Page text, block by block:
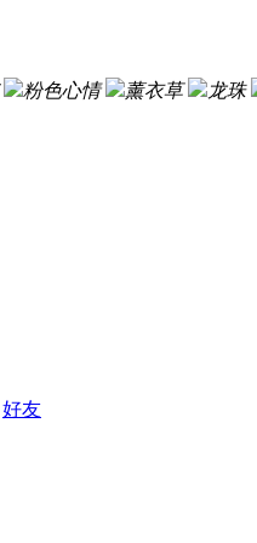
粉色心情 薰衣草 龙珠
好友